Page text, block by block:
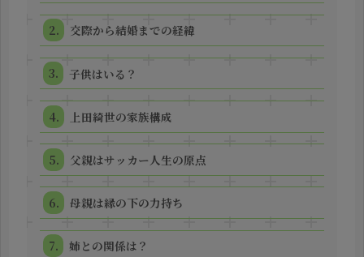
交際から結婚までの経緯
子供はいる？
上田綺世の家族構成
父親はサッカー人生の原点
母親は縁の下の力持ち
姉との関係は？